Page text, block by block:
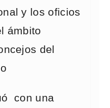
y los oficios
ámbito
del
con una